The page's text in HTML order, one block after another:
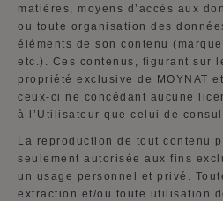
matières, moyens d’accès aux
ou toute organisation des
éléments de son contenu
etc.). Ces contenus, figurant sur
propriété exclusive de MOYNAT
ceux-ci ne concédant aucune
à l’Utilisateur que celui de
La reproduction de tout contenu
seulement autorisée aux fins
un usage personnel et privé.
extraction et/ou toute utilisation